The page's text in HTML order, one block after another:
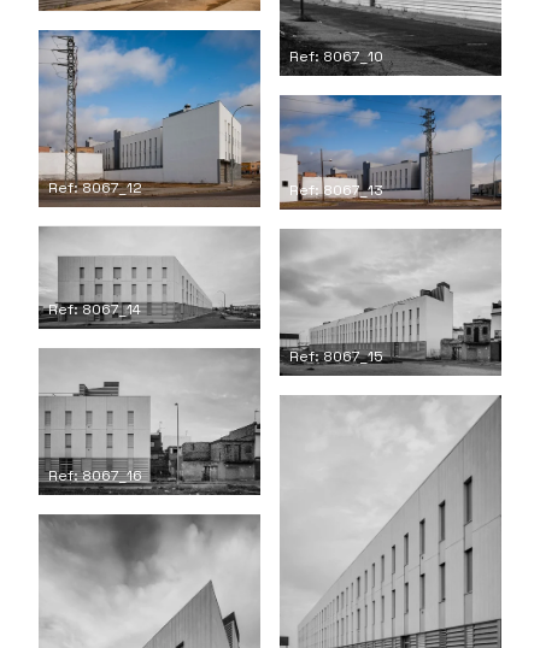
Ref: 8067_10
Ref: 8067_12 Ref: 8067_13
Ref: 8067_14
Ref: 8067_15
Ref: 8067_16